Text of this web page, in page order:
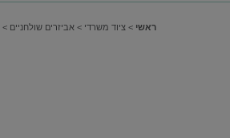
ראשי > ציוד משרדי > אביזרים שולחניים >